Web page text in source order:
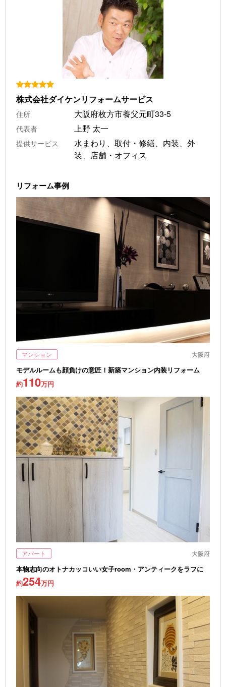
株式会社ダイケンリフォームサービス
住所 大阪府枚方市養父元町33-5
代表者 上野 太一
提供サービス
水まわり、取付・修繕、内装、外
装、店舗・オフィス
リフォーム事例
マンション 大阪府
モデルルームも顔負けの意匠！新築マンション内装リフォーム
約110万円
アパート 大阪府
本物志向のオトナカッコいい女子room・アンティークをラフに
約254万円